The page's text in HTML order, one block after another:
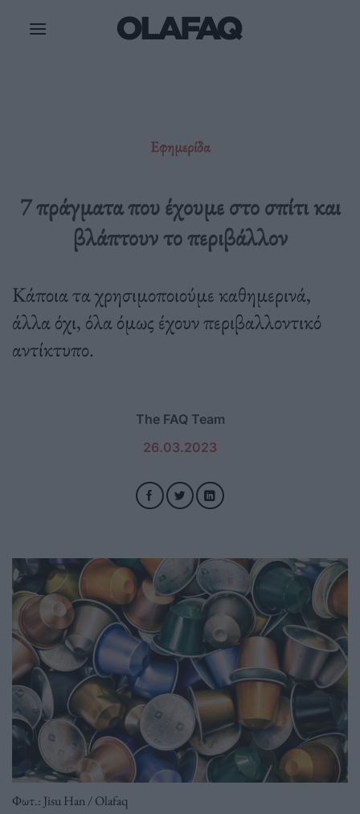
Εφημερίδα
7 πράγματα που έχουμε στο σπίτι και
βλάπτουν το περιβάλλον
Κάποια τα χρησιμοποιούμε καθημερινά,
άλλα όχι, όλα όμως έχουν περιβαλλοντικό
αντίκτυπο.
The FAQ Team
26.03.2023
Φωτ.: Jisu Han / Olafaq